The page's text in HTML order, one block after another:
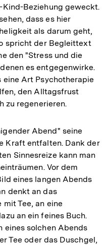
Beziehung geweckt.
dass es hier
als darum geht,
spricht der Begleittext
den "Stress und die
es entgegenwirke.
Art Psychotherapie
den Alltagsfrust
zu regenerieren.
Abend" seine
Kraft entfalten. Dank der
Sinnesreize kann man
Vor dem
eines langen Abends
denkt an das
Tee, an eine
an ein feines Buch.
eines solchen Abends
Tee oder das Duschgel,